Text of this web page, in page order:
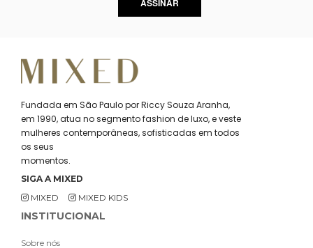
ASSINAR
Fundada em São Paulo por Riccy Souza Aranha,
em 1990, atua no segmento fashion de luxo, e veste
mulheres contemporâneas, sofisticadas em todos
os seus
momentos.
SIGA A MIXED
MIXED
MIXED KIDS
INSTITUCIONAL
Sobre nós